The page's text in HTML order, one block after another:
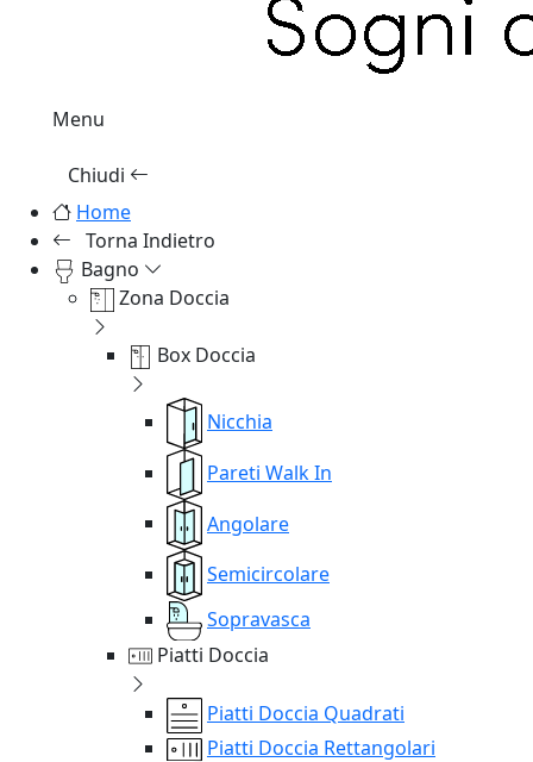
Menu
Chiudi
Home
Torna Indietro
Bagno
Zona Doccia
Box Doccia
Nicchia
Pareti Walk In
Angolare
Semicircolare
Sopravasca
Piatti Doccia
Piatti Doccia Quadrati
Piatti Doccia Rettangolari